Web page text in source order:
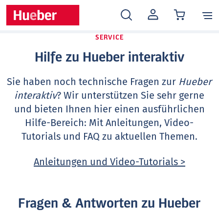
MEIN
KONTO
SERVICE
Hilfe zu Hueber interaktiv
Sie haben noch technische Fragen zur Hueber
interaktiv? Wir unterstützen Sie sehr gerne
und bieten Ihnen hier einen ausführlichen
Hilfe-Bereich: Mit Anleitungen, Video-
Tutorials und FAQ zu aktuellen Themen.
Anleitungen und Video-Tutorials >
Fragen & Antworten zu Hueber